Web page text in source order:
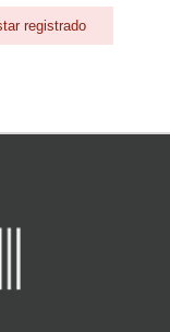
registrado